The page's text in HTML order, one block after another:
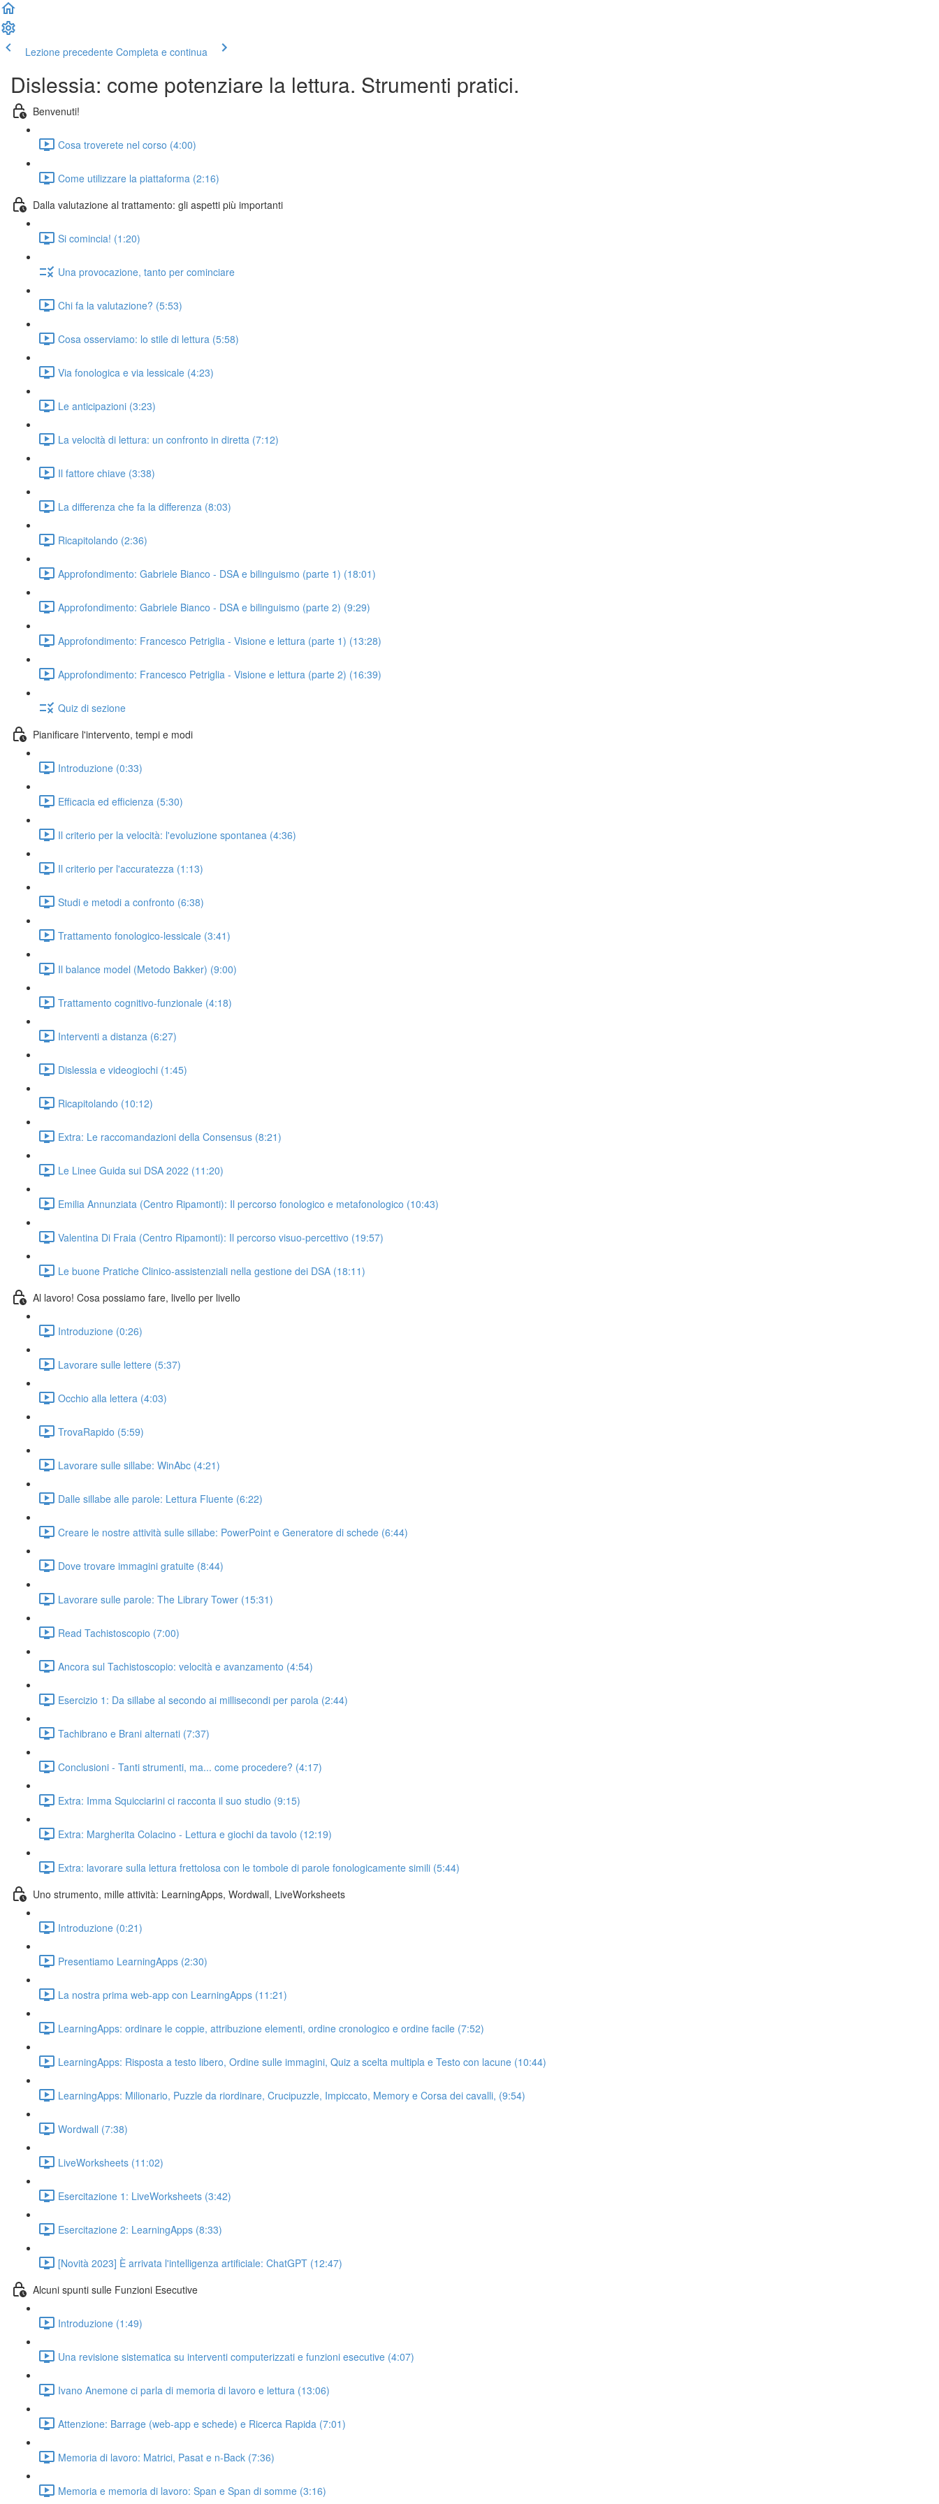
Lezione precedente Completa e continua
Dislessia: come potenziare la lettura. Strumenti pratici.
Benvenuti!
Cosa troverete nel corso (4:00)
Come utilizzare la piattaforma (2:16)
Dalla valutazione al trattamento: gli aspetti più importanti
Si comincia! (1:20)
Una provocazione, tanto per cominciare
Chi fa la valutazione? (5:53)
Cosa osserviamo: lo stile di lettura (5:58)
Via fonologica e via lessicale (4:23)
Le anticipazioni (3:23)
La velocità di lettura: un confronto in diretta (7:12)
Il fattore chiave (3:38)
La differenza che fa la differenza (8:03)
Ricapitolando (2:36)
Approfondimento: Gabriele Bianco - DSA e bilinguismo (parte 1) (18:01)
Approfondimento: Gabriele Bianco - DSA e bilinguismo (parte 2) (9:29)
Approfondimento: Francesco Petriglia - Visione e lettura (parte 1) (13:28)
Approfondimento: Francesco Petriglia - Visione e lettura (parte 2) (16:39)
Quiz di sezione
Pianificare l'intervento, tempi e modi
Introduzione (0:33)
Efficacia ed efficienza (5:30)
Il criterio per la velocità: l'evoluzione spontanea (4:36)
Il criterio per l'accuratezza (1:13)
Studi e metodi a confronto (6:38)
Trattamento fonologico-lessicale (3:41)
Il balance model (Metodo Bakker) (9:00)
Trattamento cognitivo-funzionale (4:18)
Interventi a distanza (6:27)
Dislessia e videogiochi (1:45)
Ricapitolando (10:12)
Extra: Le raccomandazioni della Consensus (8:21)
Le Linee Guida sui DSA 2022 (11:20)
Emilia Annunziata (Centro Ripamonti): Il percorso fonologico e metafonologico (10:43)
Valentina Di Fraia (Centro Ripamonti): Il percorso visuo-percettivo (19:57)
Le buone Pratiche Clinico-assistenziali nella gestione dei DSA (18:11)
Al lavoro! Cosa possiamo fare, livello per livello
Introduzione (0:26)
Lavorare sulle lettere (5:37)
Occhio alla lettera (4:03)
TrovaRapido (5:59)
Lavorare sulle sillabe: WinAbc (4:21)
Dalle sillabe alle parole: Lettura Fluente (6:22)
Creare le nostre attività sulle sillabe: PowerPoint e Generatore di schede (6:44)
Dove trovare immagini gratuite (8:44)
Lavorare sulle parole: The Library Tower (15:31)
Read Tachistoscopio (7:00)
Ancora sul Tachistoscopio: velocità e avanzamento (4:54)
Esercizio 1: Da sillabe al secondo ai millisecondi per parola (2:44)
Tachibrano e Brani alternati (7:37)
Conclusioni - Tanti strumenti, ma... come procedere? (4:17)
Extra: Imma Squicciarini ci racconta il suo studio (9:15)
Extra: Margherita Colacino - Lettura e giochi da tavolo (12:19)
Extra: lavorare sulla lettura frettolosa con le tombole di parole fonologicamente simili (5:44)
Uno strumento, mille attività: LearningApps, Wordwall, LiveWorksheets
Introduzione (0:21)
Presentiamo LearningApps (2:30)
La nostra prima web-app con LearningApps (11:21)
LearningApps: ordinare le coppie, attribuzione elementi, ordine cronologico e ordine facile (7:52)
LearningApps: Risposta a testo libero, Ordine sulle immagini, Quiz a scelta multipla e Testo con lacune (10:44)
LearningApps: Milionario, Puzzle da riordinare, Crucipuzzle, Impiccato, Memory e Corsa dei cavalli, (9:54)
Wordwall (7:38)
LiveWorksheets (11:02)
Esercitazione 1: LiveWorksheets (3:42)
Esercitazione 2: LearningApps (8:33)
[Novità 2023] È arrivata l'intelligenza artificiale: ChatGPT (12:47)
Alcuni spunti sulle Funzioni Esecutive
Introduzione (1:49)
Una revisione sistematica su interventi computerizzati e funzioni esecutive (4:07)
Ivano Anemone ci parla di memoria di lavoro e lettura (13:06)
Attenzione: Barrage (web-app e schede) e Ricerca Rapida (7:01)
Memoria di lavoro: Matrici, Pasat e n-Back (7:36)
Memoria e memoria di lavoro: Span e Span di somme (3:16)